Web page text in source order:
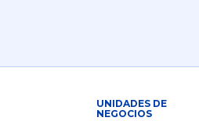
UNIDADES DE
NEGOCIOS